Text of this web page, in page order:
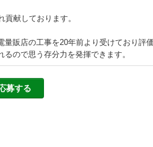
献しております。
販店の工事を20年前より受けており評
ので思う存分力を発揮できます。
募する